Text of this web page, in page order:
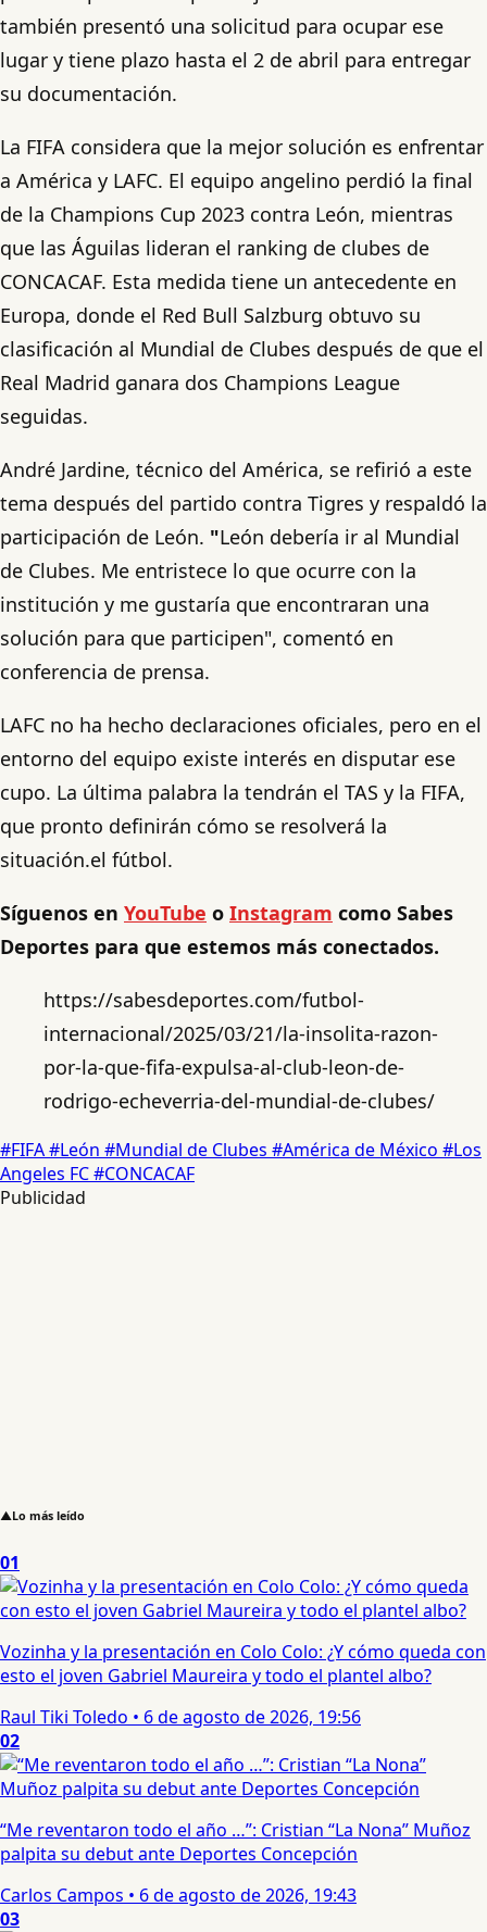
también presentó una solicitud para ocupar ese
lugar y tiene plazo hasta el 2 de abril para entregar
su documentación.
La FIFA considera que la mejor solución es enfrentar
a América y LAFC. El equipo angelino perdió la final
de la Champions Cup 2023 contra León, mientras
que las Águilas lideran el ranking de clubes de
CONCACAF. Esta medida tiene un antecedente en
Europa, donde el Red Bull Salzburg obtuvo su
clasificación al Mundial de Clubes después de que el
Real Madrid ganara dos Champions League
seguidas.
André Jardine, técnico del América, se refirió a este
tema después del partido contra Tigres y respaldó la
participación de León. "León debería ir al Mundial
de Clubes. Me entristece lo que ocurre con la
institución y me gustaría que encontraran una
solución para que participen", comentó en
conferencia de prensa.
LAFC no ha hecho declaraciones oficiales, pero en el
entorno del equipo existe interés en disputar ese
cupo. La última palabra la tendrán el TAS y la FIFA,
que pronto definirán cómo se resolverá la
situación.el fútbol.
Síguenos en YouTube o Instagram como Sabes
Deportes para que estemos más conectados.
https://sabesdeportes.com/futbol-
internacional/2025/03/21/la-insolita-razon-
por-la-que-fifa-expulsa-al-club-leon-de-
rodrigo-echeverria-del-mundial-de-clubes/
#FIFA#León #Mundial de Clubes #América de México #Los
Angeles FC#CONCACAF
Publicidad
▲Lo más leído
01
Vozinha y la presentación en Colo Colo: ¿Y cómo queda con
esto el joven Gabriel Maureira y todo el plantel albo?
Raul Tiki Toledo • 6 de agosto de 2026, 19:56
02
“Me reventaron todo el año …”: Cristian “La Nona” Muñoz
palpita su debut ante Deportes Concepción
Carlos Campos • 6 de agosto de 2026, 19:43
03